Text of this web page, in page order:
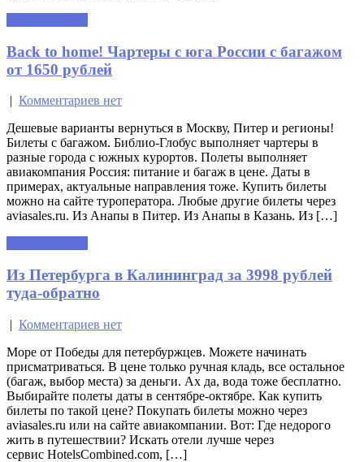
Back to home! Чартеры с юга России с багажом
от 1650 рублей
| Комментариев нет
Дешевые варианты вернуться в Москву, Питер и регионы!
Билеты с багажом. Библио-Глобус выполняет чартеры в
разные города с южных курортов. Полеты выполняет
авиакомпания Россия: питание и багаж в цене. Даты в
примерах, актуальные направления тоже. Купить билеты
можно на сайте туроператора. Любые другие билеты через
aviasales.ru. Из Анапы в Питер. Из Анапы в Казань. Из […]
Из Петербурга в Калининград за 3998 рублей
туда-обратно
| Комментариев нет
Море от Победы для петербуржцев. Можете начинать
присматриваться. В цене только ручная кладь, все остальное
(багаж, выбор места) за деньги. Ах да, вода тоже бесплатно.
Выбирайте полеты даты в сентябре-октябре. Как купить
билеты по такой цене? Покупать билеты можно через
aviasales.ru или на сайте авиакомпании. Вот: Где недорого
жить в путешествии? Искать отели лучше через
сервис HotelsCombined.com, […]